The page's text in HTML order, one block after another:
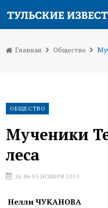
Главная Общество
ОБЩЕСТВО
Мученики
леса
16:06 05 НОЯБРЯ 2015
Нелли ЧУКАНОВА